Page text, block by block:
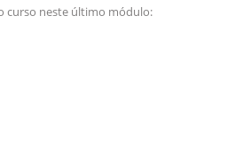
curso neste último módulo: